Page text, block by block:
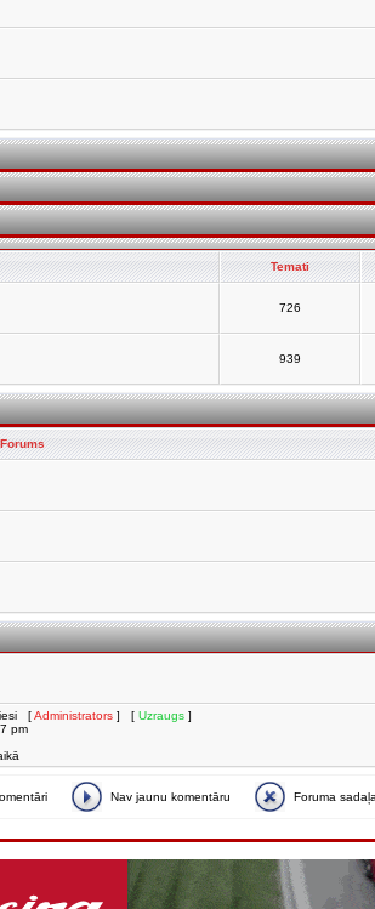
Temati
726
939
Forums
[Administrators ] [ Uzraugs ]
pm
Nav jaunu komentāru Foruma